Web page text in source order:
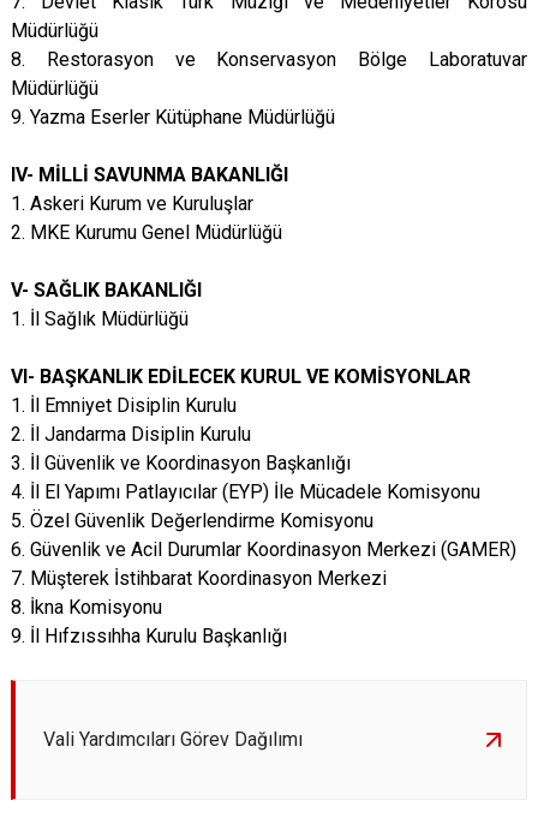
Müdürlüğü
8. Restorasyon ve Konservasyon Bölge Laboratuvar
Müdürlüğü
9. Yazma Eserler Kütüphane Müdürlüğü
IV- MİLLİ SAVUNMA BAKANLIĞI
1. Askeri Kurum ve Kuruluşlar
2. MKE Kurumu Genel Müdürlüğü
V- SAĞLIK BAKANLIĞI
1. İl Sağlık Müdürlüğü
VI- BAŞKANLIK EDİLECEK KURUL VE KOMİSYONLAR
1. İl Emniyet Disiplin Kurulu
2. İl Jandarma Disiplin Kurulu
3. İl Güvenlik ve Koordinasyon Başkanlığı
4. İl El Yapımı Patlayıcılar (EYP) İle Mücadele Komisyonu
5. Özel Güvenlik Değerlendirme Komisyonu
6. Güvenlik ve Acil Durumlar Koordinasyon Merkezi (GAMER)
7. Müşterek İstihbarat Koordinasyon Merkezi
8. İkna Komisyonu
9. İl Hıfzıssıhha Kurulu Başkanlığı
Vali Yardımcıları Görev Dağılımı